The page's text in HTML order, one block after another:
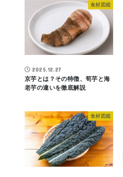
食材図鑑
2025.12.27
京芋とは？その特徴、筍芋と海
老芋の違いを徹底解説
食材図鑑